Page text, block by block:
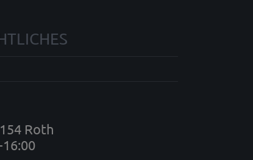
Roth